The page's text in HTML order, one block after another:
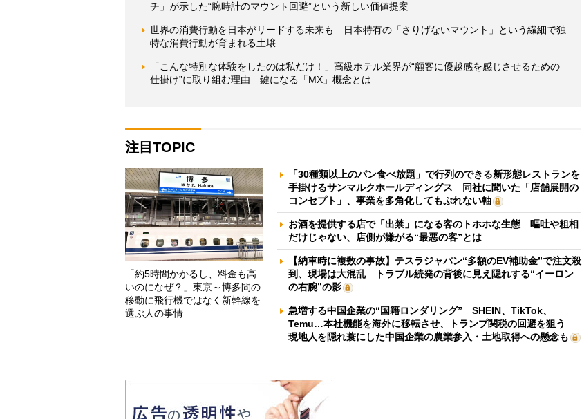
チ」が示した“腕時計のマウント回避”という新しい価値提案
世界の消費行動を日本がリードする未来も 日本特有の「さりげないマウント」という繊細で独
特な消費行動が育まれる土壌
「こんな特別な体験をしたのは私だけ！」高級ホテル業界が“顧客に優越感を感じさせるための
仕掛け”に取り組む理由 鍵になる「MX」概念とは
注目TOPIC
「約5時間かかるし、料金も高
いのになぜ？」東京～博多間の
移動に飛行機ではなく新幹線を
選ぶ人の事情
「30種類以上のパン食べ放題」で行列のできる新形態レストランを
手掛けるサンマルクホールディングス 同社に聞いた「店舗展開の
コンセプト」、事業を多角化してもぶれない軸
お酒を提供する店で「出禁」になる客のトホホな生態 嘔吐や粗相
だけじゃない、店側が嫌がる“最悪の客”とは
【納車時に複数の事故】テスラジャパン“多額のEV補助金”で注文殺
到、現場は大混乱 トラブル続発の背後に見え隠れする“イーロン
の右腕”の影
急増する中国企業の“国籍ロンダリング” SHEIN、TikTok、
Temu…本社機能を海外に移転させ、トランプ関税の回避を狙う
現地人を隠れ蓑にした中国企業の農業参入・土地取得への懸念も